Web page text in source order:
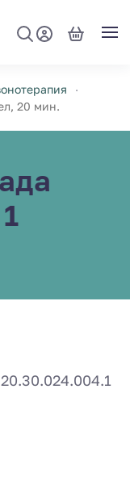
20 мин.